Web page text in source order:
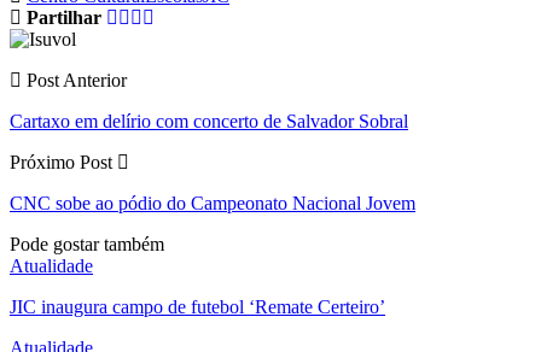
Partilhar
Post Anterior
Cartaxo em delírio com concerto de Salvador Sobral
Próximo Post
CNC sobe ao pódio do Campeonato Nacional Jovem
Pode gostar também
Atualidade
JIC inaugura campo de futebol ‘Remate Certeiro’